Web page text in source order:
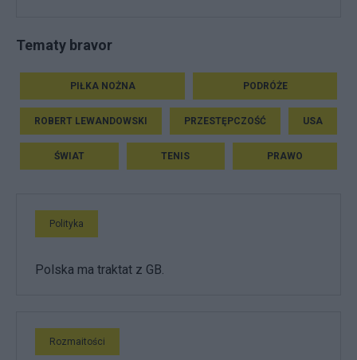
Tematy bravor
PIŁKA NOŻNA PODRÓŻE
ROBERT LEWANDOWSKI PRZESTĘPCZOŚĆ USA
ŚWIAT TENIS PRAWO
Polityka
Polska ma traktat z GB.
Rozmaitości